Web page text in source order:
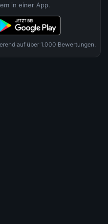
in einer App.
auf über 1.000 Bewertungen.